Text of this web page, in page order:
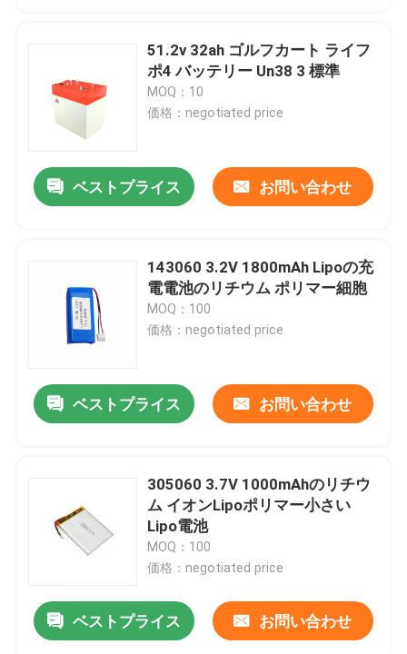
51.2v 32ah ゴルフカート ライフ
ポ4 バッテリー Un38 3 標準
MOQ：10
価格：negotiated price
ベストプライス お問い合わせ
143060 3.2V 1800mAh Lipoの充
電電池のリチウム ポリマー細胞
MOQ：100
価格：negotiated price
ベストプライス お問い合わせ
305060 3.7V 1000mAhのリチウ
ム イオンLipoポリマー小さい
Lipo電池
MOQ：100
価格：negotiated price
ベストプライス お問い合わせ